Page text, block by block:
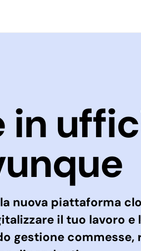
in
nuova piattaforma
il tuo lavoro e
gestione commesse,